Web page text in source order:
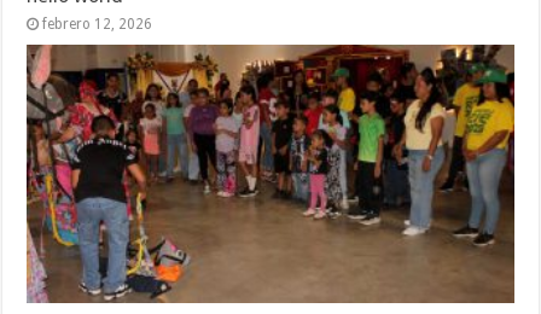
febrero 12, 2026